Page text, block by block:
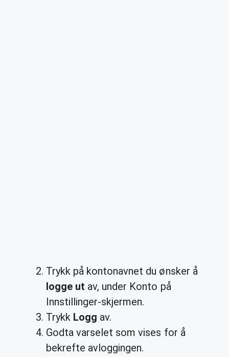
Trykk på kontonavnet du ønsker å
logge ut av, under Konto på
Innstillinger-skjermen.
Trykk Logg av.
Godta varselet som vises for å
bekrefte avloggingen.